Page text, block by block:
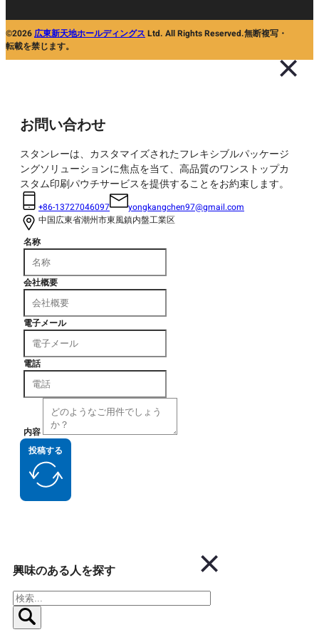
©2026広東新天地ホールディングス Ltd. All Rights Reserved.無断複写・
転載を禁じます。
お問い合わせ
スタンレーは、カスタマイズされたフレキシブルパッケージ
ングソリューションに焦点を当て、高品質のワンストップカ
スタム印刷パウチサービスを提供することをお約束します。
+86-13727046097
yongkangchen97@gmail.com
中国広東省潮州市東風鎮内盤工業区
名称
会社概要
電子メール
電話
内容
投稿する
興味のある人を探す
検
索